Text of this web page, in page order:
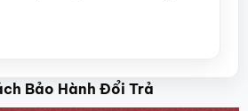
Bảo Hành Đổi Trả